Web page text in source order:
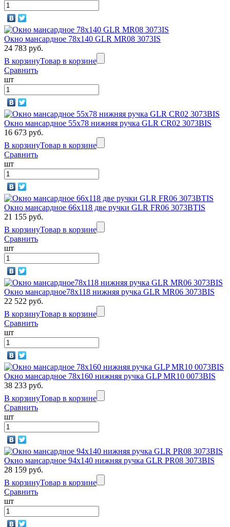
Окно мансардное 78x140 GLR MR08 3073IS
24 783 руб.
В корзинуТовар в корзине
Сравнить
шт
Окно мансардное 55x78 нижняя ручка GLR CR02 3073BIS
16 673 руб.
В корзинуТовар в корзине
Сравнить
шт
Окно мансардное 66x118 две ручки GLR FR06 3073BTIS
21 155 руб.
В корзинуТовар в корзине
Сравнить
шт
Окно мансардное78х118 нижняя ручка GLR MR06 3073BIS
22 522 руб.
В корзинуТовар в корзине
Сравнить
шт
Окно мансардное 78x160 нижняя ручка GLP MR10 0073BIS
38 233 руб.
В корзинуТовар в корзине
Сравнить
шт
Окно мансардное 94x140 нижняя ручка GLR PR08 3073BIS
28 159 руб.
В корзинуТовар в корзине
Сравнить
шт